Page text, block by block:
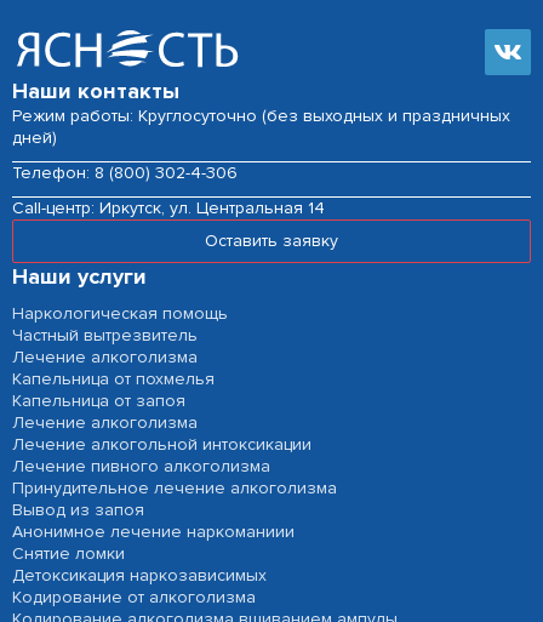
Наши контакты
Режим работы: Круглосуточно (без выходных и праздничных
дней)
Телефон: 8 (800) 302-4-306
Сall-центр: Иркутск, ул. Центральная 14
Оставить заявку
Наши услуги
Наркологическая помощь
Частный вытрезвитель
Лечение алкоголизма
Капельница от похмелья
Капельница от запоя
Лечение алкоголизма
Лечение алкогольной интоксикации
Лечение пивного алкоголизма
Принудительное лечение алкоголизма
Вывод из запоя
Анонимное лечение наркоманиии
Снятие ломки
Детоксикация наркозависимых
Кодирование от алкоголизма